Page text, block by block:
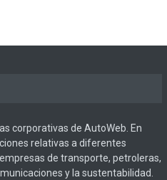
corporativas de AutoWeb. En
relativas a diferentes
de transporte, petroleras,
y la sustentabilidad.